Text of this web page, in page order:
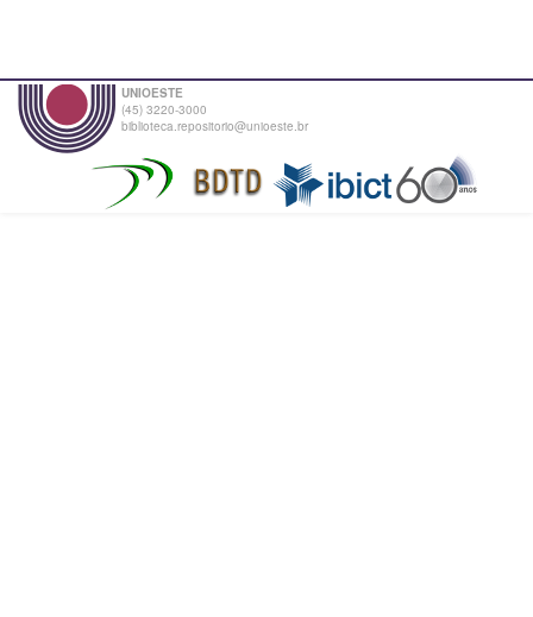
UNIOESTE
(45) 3220-3000
biblioteca.repositorio@unioeste.br